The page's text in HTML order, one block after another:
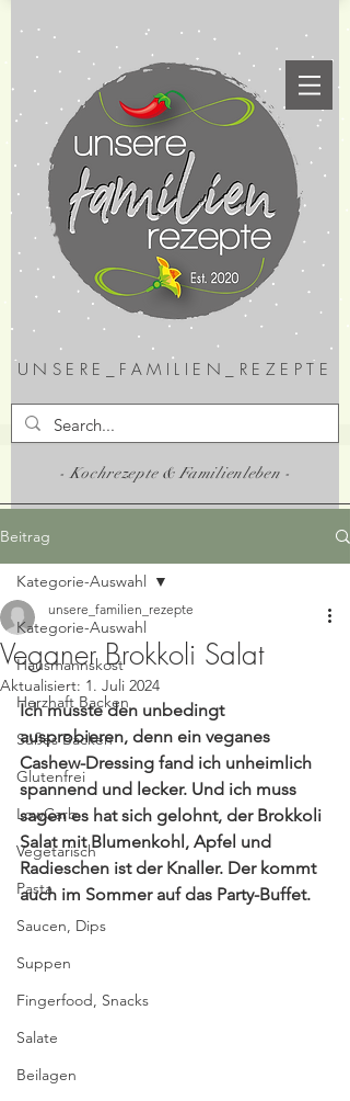
UNSERE_FAMILIEN_REZEPTE
- Kochrezepte & Familienleben -
Beitrag
Kategorie-Auswahl
Hausmannskost
Herzhaft Backen
Süßes Backen
Glutenfrei
LowCarb
Vegetarisch
Pasta
Saucen, Dips
Suppen
Fingerfood, Snacks
Salate
Beilagen
Kategorie-Auswahl
Veganer Brokkoli Salat
unsere_familien_rezepte
Aktualisiert: 1. Juli 2024
Ich musste den unbedingt
ausprobieren, denn ein veganes
Cashew-Dressing fand ich unheimlich
spannend und lecker. Und ich muss
sagen es hat sich gelohnt, der Brokkoli
Salat mit Blumenkohl, Apfel und
Radieschen ist der Knaller. Der kommt
auch im Sommer auf das Party-Buffet.